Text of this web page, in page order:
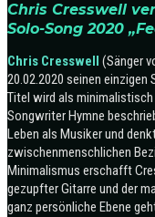
Chris Cresswell
Solo-Song 2020
Chris Cresswell (Sänger
20.02.2020 seinen einzigen
Titel wird als
Songwriter Hymne
Leben als Musiker und
zwischenmenschlichen
Minimalismus erschafft
gezupfter Gitarre und der
ganz persönliche Ebene